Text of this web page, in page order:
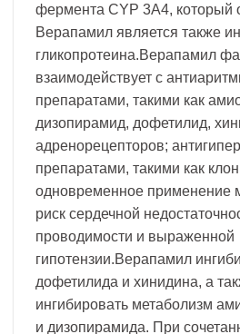
фермента CYP 3A4, который
Верапамил является также
гликопротеина.Верапамил
взаимодействует с
препаратами, такими как
дизопирамид, дофетилид,
адренорецепторов;
препаратами, такими как
одновременное применение
риск сердечной
проводимости и выраженной
гипотензии.Верапамил
дофетилида и хинидина, а
ингибировать метаболизм
и дизопирамида. При